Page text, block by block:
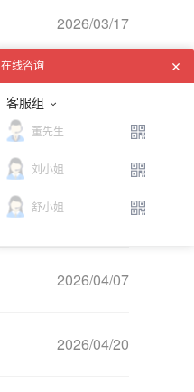
2026/03/17
2026/03/18
2026/03/25
2026/04/07
2026/04/20
在线咨询
客服组
董先生
刘小姐
舒小姐